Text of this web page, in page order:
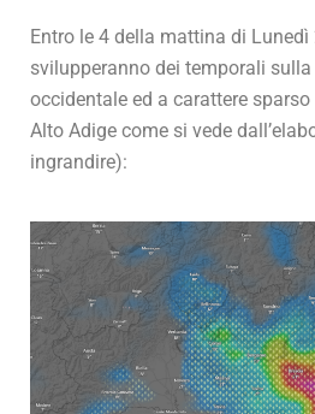
Entro le 4 della mattina di
svilupperanno dei temporali
occidentale ed a carattere
Alto Adige come si vede
ingrandire):